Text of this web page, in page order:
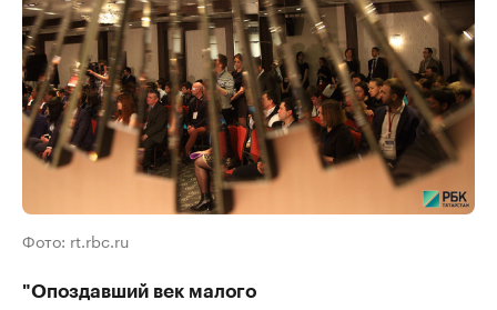
Фото: rt.rbc.ru
"Опоздавший век малого